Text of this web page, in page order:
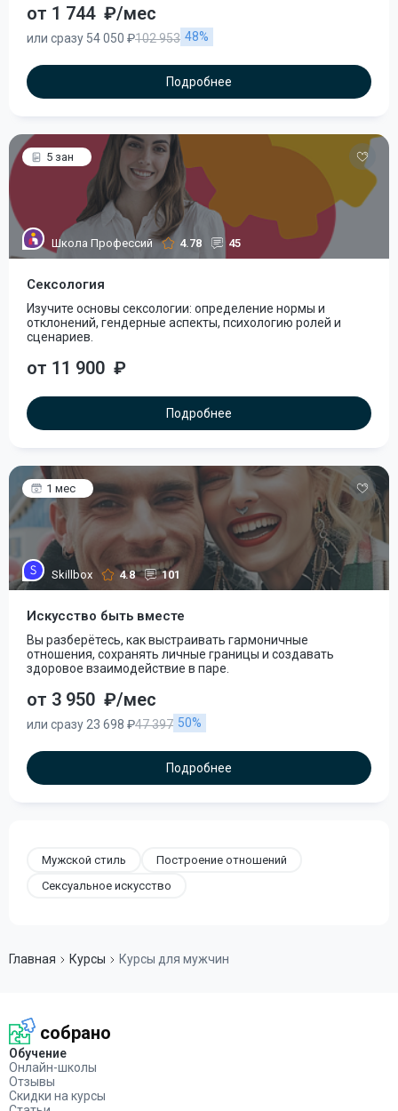
от 1 744 ₽/мес
или сразу 54 050 ₽102 953 48%
Подробнее
5 зан
Школа Профессий 4.78 45
Сексология
Изучите основы сексологии: определение нормы и
отклонений, гендерные аспекты, психологию ролей и
сценариев.
от 11 900 ₽
Подробнее
1 мес
Skillbox 4.8 101
Искусство быть вместе
Вы разберётесь, как выстраивать гармоничные
отношения, сохранять личные границы и создавать
здоровое взаимодействие в паре.
от 3 950 ₽/мес
или сразу 23 698 ₽47 397 50%
Подробнее
Мужской стиль
Построение отношений
Сексуальное искусство
Главная Курсы Курсы для мужчин
собрано
Обучение
Онлайн-школы
Отзывы
Скидки на курсы